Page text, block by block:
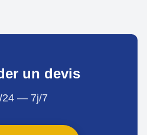
un devis
24 — 7j/7